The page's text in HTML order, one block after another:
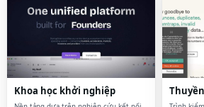
Khoa học khởi nghiệp